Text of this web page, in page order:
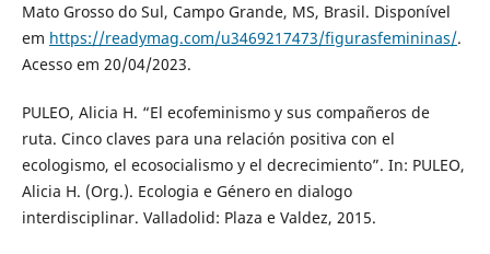
Mato Grosso do Sul, Campo Grande, MS, Brasil. Disponível
em https://readymag.com/u3469217473/figurasfemininas/.
Acesso em 20/04/2023.
PULEO, Alicia H. “El ecofeminismo y sus compañeros de
ruta. Cinco claves para una relación positiva con el
ecologismo, el ecosocialismo y el decrecimiento”. In: PULEO,
Alicia H. (Org.). Ecologia e Género en dialogo
interdisciplinar. Valladolid: Plaza e Valdez, 2015.